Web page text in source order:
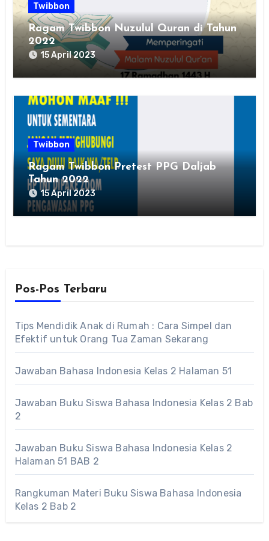
Twibbon
Ragam Twibbon Nuzulul Quran di Tahun
2022
15 April 2023
Twibbon
Ragam Twibbon Pretest PPG Daljab
Tahun 2022
15 April 2023
Pos-Pos Terbaru
Tips Mendidik Anak di Rumah : Cara Simpel dan
Efektif untuk Orang Tua Zaman Sekarang
Jawaban Bahasa Indonesia Kelas 2 Halaman 51
Jawaban Buku Siswa Bahasa Indonesia Kelas 2 Bab
2
Jawaban Buku Siswa Bahasa Indonesia Kelas 2
Halaman 51 BAB 2
Rangkuman Materi Buku Siswa Bahasa Indonesia
Kelas 2 Bab 2